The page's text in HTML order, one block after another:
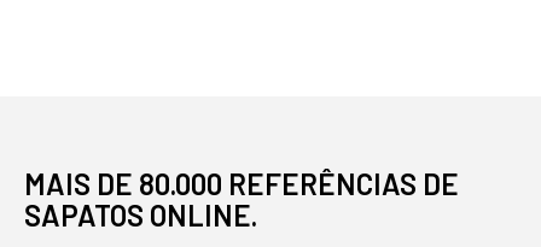
MAIS DE 80.000 REFERÊNCIAS DE
SAPATOS ONLINE.